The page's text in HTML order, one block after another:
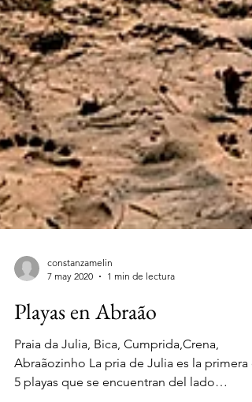
constanzamelin
Playas en Abraão
Praia da Julia, Bica, Cumprida,Crena,
Abraãozinho La pria de Julia es la primera